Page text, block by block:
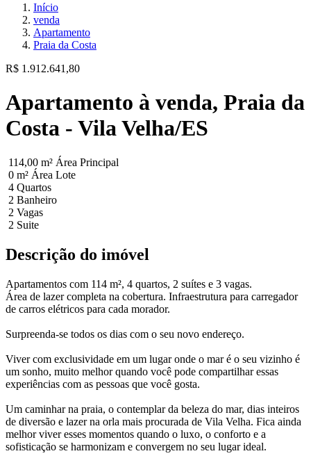
Início
venda
Apartamento
Praia da Costa
R$ 1.912.641,80
Apartamento à venda, Praia da
Costa - Vila Velha/ES
114,00 m² Área Principal
0 m² Área Lote
4 Quartos
2 Banheiro
2 Vagas
2 Suite
Descrição do imóvel
Apartamentos com 114 m², 4 quartos, 2 suítes e 3 vagas.
Área de lazer completa na cobertura. Infraestrutura para carregador
de carros elétricos para cada morador.
Surpreenda-se todos os dias com o seu novo endereço.
Viver com exclusividade em um lugar onde o mar é o seu vizinho é
um sonho, muito melhor quando você pode compartilhar essas
experiências com as pessoas que você gosta.
Um caminhar na praia, o contemplar da beleza do mar, dias inteiros
de diversão e lazer na orla mais procurada de Vila Velha. Fica ainda
melhor viver esses momentos quando o luxo, o conforto e a
sofisticação se harmonizam e convergem no seu lugar ideal.